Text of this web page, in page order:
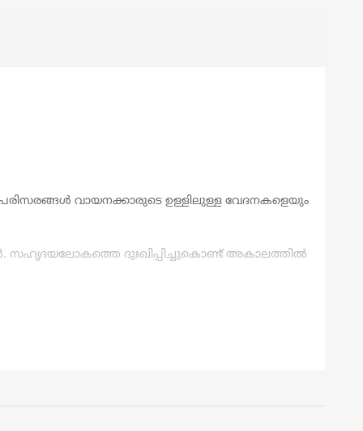
വായനക്കാരുടെ ഉള്ളിലുള്ള വേദനകളെയും
സഹൃദയലോകത്തെ ദുഃഖിപ്പിച്ചുകൊണ്ട് അകാലത്തിൽ